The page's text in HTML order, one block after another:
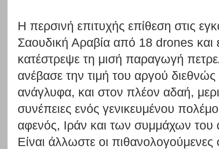
H περσινή επιτυχής επίθεση στις
Σαουδική Αραβία από 18 drones
κατέστρεψε τη μισή παραγωγή
ανέβασε την τιμή του αργού διεθνώς
ανάγλυφα, και στον πλέον αδαή,
συνέπειες ενός γενικευμένου
αφενός, Ιράν και των συμμάχων του
Είναι άλλωστε οι